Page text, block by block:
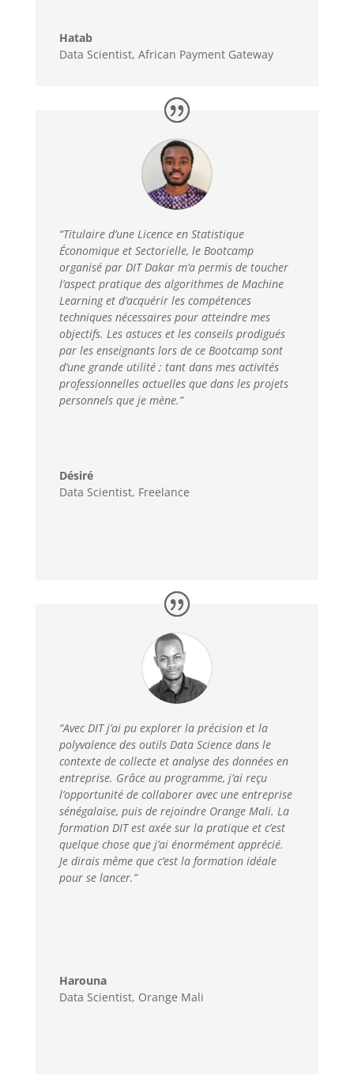
Hatab
Data Scientist, African Payment Gateway
“Titulaire d’une Licence en Statistique
Économique et Sectorielle, le Bootcamp
organisé par DIT Dakar m’a permis de toucher
l’aspect pratique des algorithmes de Machine
Learning et d’acquérir les compétences
techniques nécessaires pour atteindre mes
objectifs. Les astuces et les conseils prodigués
par les enseignants lors de ce Bootcamp sont
d’une grande utilité ; tant dans mes activités
professionnelles actuelles que dans les projets
personnels que je mène.”
Désiré
Data Scientist, Freelance
“Avec DIT j’ai pu explorer la précision et la
polyvalence des outils Data Science dans le
contexte de collecte et analyse des données en
entreprise. Grâce au programme, j’ai reçu
l’opportunité de collaborer avec une entreprise
sénégalaise, puis de rejoindre Orange Mali. La
formation DIT est axée sur la pratique et c’est
quelque chose que j’ai énormément apprécié.
Je dirais même que c’est la formation idéale
pour se lancer.”
Harouna
Data Scientist, Orange Mali